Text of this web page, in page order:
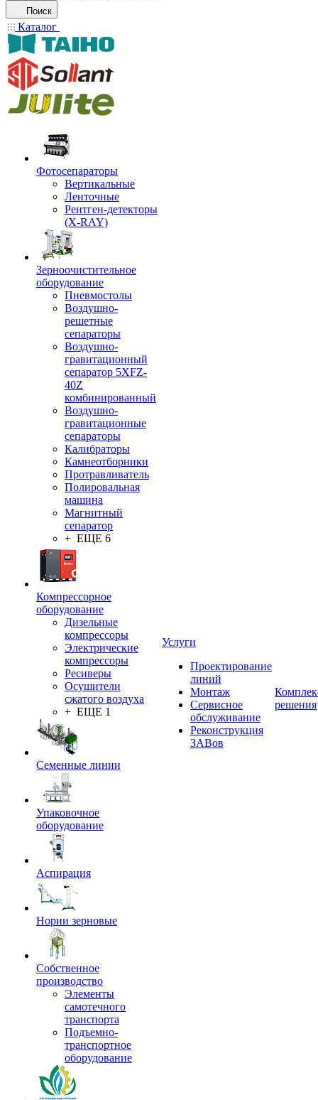
Поиск
Каталог
Фотосепараторы
Вертикальные
Ленточные
Рентген-детекторы
(X-RAY)
Зерноочистительное
оборудование
Пневмостолы
Воздушно-
решетные
сепараторы
Воздушно-
гравитационный
сепаратор 5XFZ-
40Z
комбинированный
Воздушно-
гравитационные
сепараторы
Калибраторы
Камнеотборники
Протравливатель
Полировальная
машина
Магнитный
сепаратор
+ ЕЩЕ 6
Компрессорное
оборудование
Дизельные
компрессоры
Электрические
компрессоры
Ресиверы
Осушители
сжатого воздуха
+ ЕЩЕ 1
Семенные линии
Упаковочное
оборудование
Аспирация
Нории зерновые
Собственное
производство
Элементы
самотечного
транспорта
Подъемно-
транспортное
оборудование
Услуги
Проектирование
линий
Монтаж
Сервисное
обслуживание
Реконструкция
ЗАВов
решения